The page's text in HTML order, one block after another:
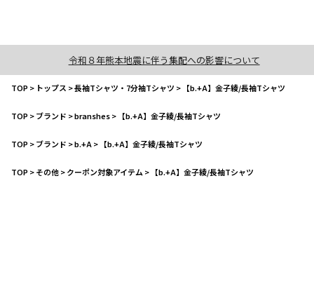
令和８年熊本地震に伴う集配への影響について
TOP> トップス >長袖Tシャツ・7分袖Tシャツ > 【b.+A】金子綾/長袖Tシャツ
TOP>ブランド >branshes> 【b.+A】金子綾/長袖Tシャツ
TOP>ブランド >b.+A> 【b.+A】金子綾/長袖Tシャツ
TOP>その他>クーポン対象アイテム > 【b.+A】金子綾/長袖Tシャツ